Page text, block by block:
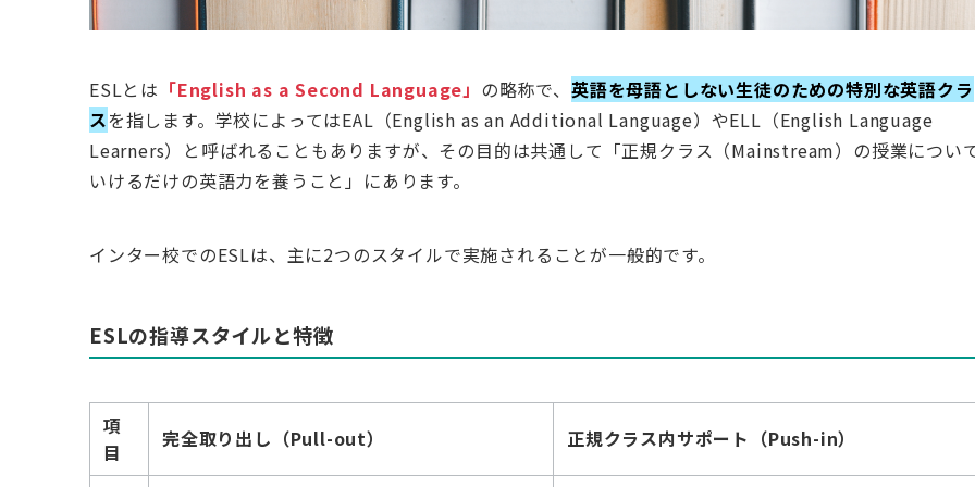
ESLとは 「English as a Second Language」 の略称で、 英語を母語としない生徒のための特別な英語クラ
スを指します。学校によってはEAL（English as an Additional Language）やELL（English Language
Learners）と呼ばれることもありますが、その目的は共通して「正規クラス（Mainstream）の授業につい
いけるだけの英語力を養うこと」にあります。
インター校でのESLは、主に2つのスタイルで実施されることが一般的です。
ESLの指導スタイルと特徴
項
目
完全取り出し（Pull-out） 正規クラス内サポート（Push-in）